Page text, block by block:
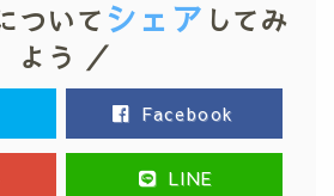
ついて シェア してみ
よう ／
Facebook
LINE